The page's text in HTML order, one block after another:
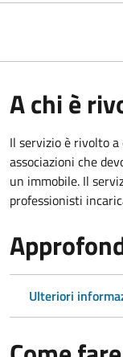
A chi è
Il servizio è rivolto
associazioni che
un immobile. Il
professionisti
Ulteriori